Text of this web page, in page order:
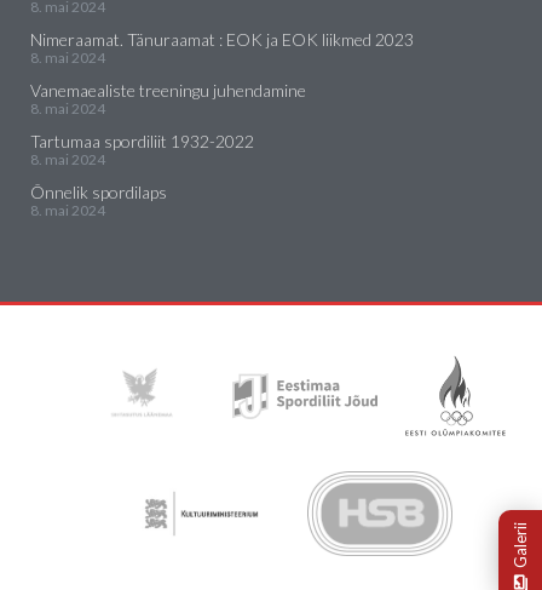
Galerii
8. mai 2024
Nimeraamat. Tänuraamat : EOK ja EOK liikmed 2023
8. mai 2024
Vanemaealiste treeningu juhendamine
8. mai 2024
Tartumaa spordiliit 1932-2022
8. mai 2024
Õnnelik spordilaps
8. mai 2024